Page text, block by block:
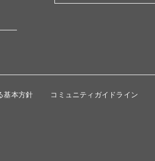
基本方針 コミュニティガイドライン